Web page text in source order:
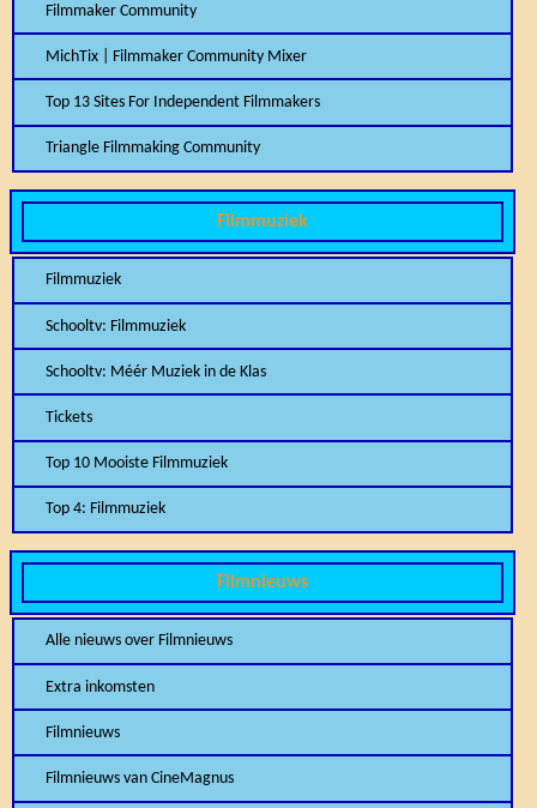
Filmmaker Community
MichTix | Filmmaker Community Mixer
Top 13 Sites For Independent Filmmakers
Triangle Filmmaking Community
Filmmuziek
Filmmuziek
Schooltv: Filmmuziek
Schooltv: Méér Muziek in de Klas
Tickets
Top 10 Mooiste Filmmuziek
Top 4: Filmmuziek
Filmnieuws
Alle nieuws over Filmnieuws
Extra inkomsten
Filmnieuws
Filmnieuws van CineMagnus